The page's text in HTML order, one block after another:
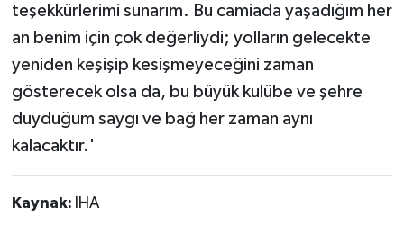
teşekkürlerimi sunarım. Bu camiada yaşadığım her
an benim için çok değerliydi; yolların gelecekte
yeniden keşişip kesişmeyeceğini zaman
gösterecek olsa da, bu büyük kulübe ve şehre
duyduğum saygı ve bağ her zaman aynı
kalacaktır.'
Kaynak: İHA